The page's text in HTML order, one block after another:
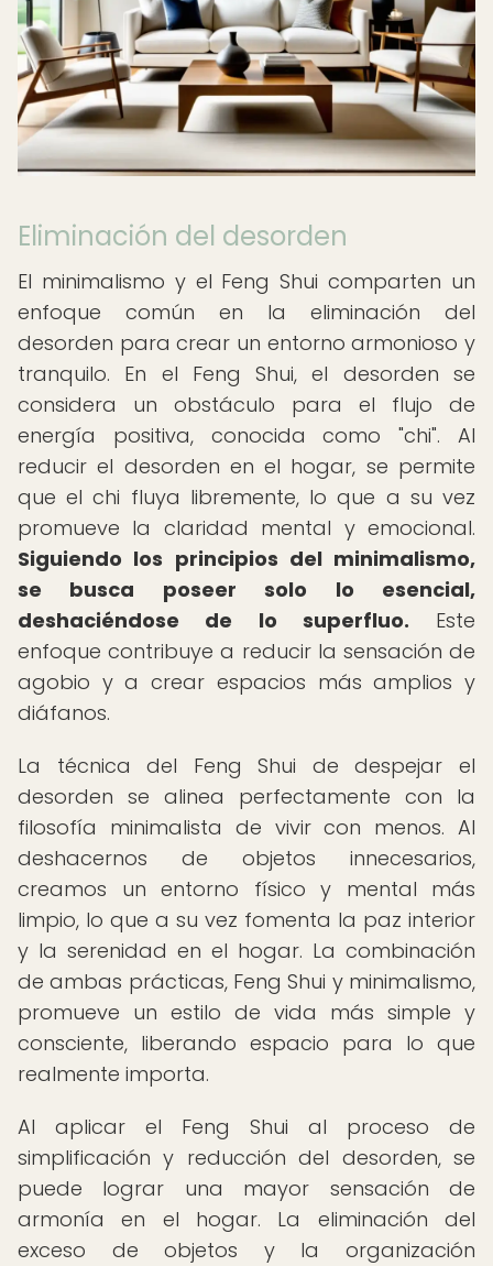
Eliminación del desorden
El minimalismo y el Feng Shui comparten un
enfoque común en la eliminación del
desorden para crear un entorno armonioso y
tranquilo. En el Feng Shui, el desorden se
considera un obstáculo para el flujo de
energía positiva, conocida como "chi". Al
reducir el desorden en el hogar, se permite
que el chi fluya libremente, lo que a su vez
promueve la claridad mental y emocional.
Siguiendo los principios del minimalismo,
se busca poseer solo lo esencial,
deshaciéndose de lo superfluo. Este
enfoque contribuye a reducir la sensación de
agobio y a crear espacios más amplios y
diáfanos.
La técnica del Feng Shui de despejar el
desorden se alinea perfectamente con la
filosofía minimalista de vivir con menos. Al
deshacernos de objetos innecesarios,
creamos un entorno físico y mental más
limpio, lo que a su vez fomenta la paz interior
y la serenidad en el hogar. La combinación
de ambas prácticas, Feng Shui y minimalismo,
promueve un estilo de vida más simple y
consciente, liberando espacio para lo que
realmente importa.
Al aplicar el Feng Shui al proceso de
simplificación y reducción del desorden, se
puede lograr una mayor sensación de
armonía en el hogar. La eliminación del
exceso de objetos y la organización